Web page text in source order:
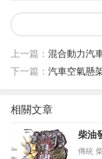
上一篇： 混合動力汽
下一篇： 汽車空氣懸
相關文章
柴油
傳統